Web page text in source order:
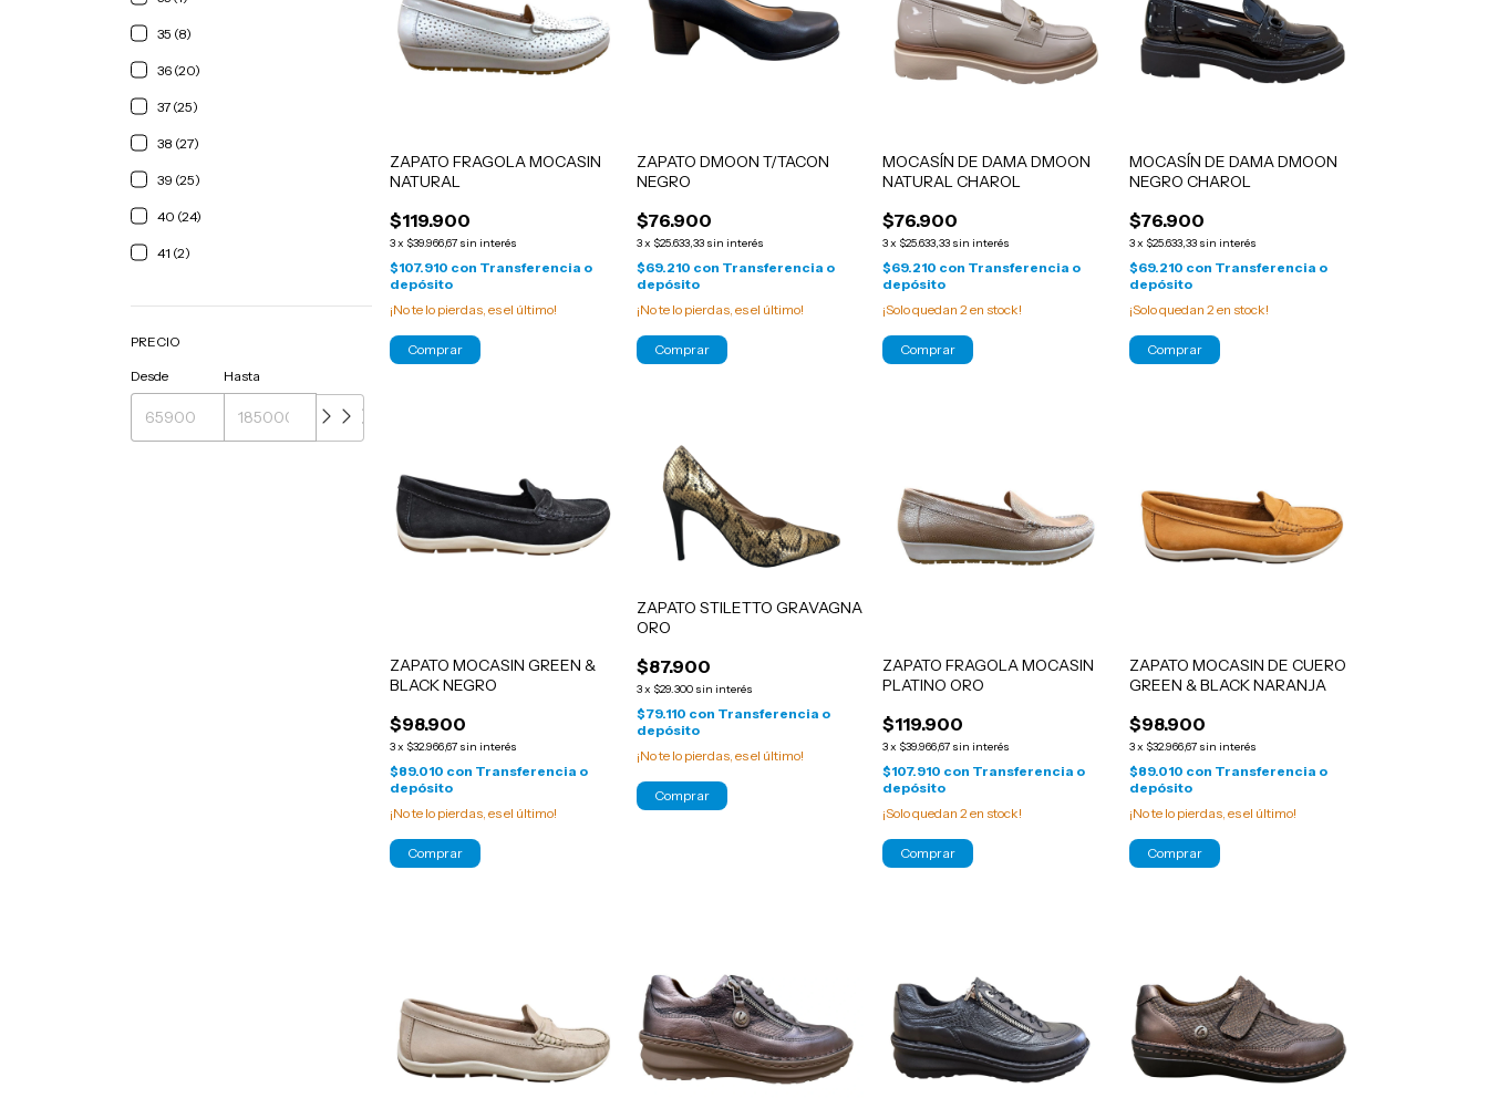
35 (8)
36 (20)
37 (25)
38 (27)
39 (25)
40 (24)
41 (2)
PRECIO
Desde Hasta
ZAPATO FRAGOLA MOCASIN
NATURAL
$119.900
3x $39.966,67 sin interés
$107.910 con Transferencia o
depósito
¡No te lo pierdas, es el último!
Comprar
ZAPATO DMOON T/TACON
NEGRO
$76.900
3x $25.633,33 sin interés
$69.210 con Transferencia o
depósito
¡No te lo pierdas, es el último!
Comprar
MOCASÍN DE DAMA DMOON
NATURAL CHAROL
$76.900
3x $25.633,33 sin interés
$69.210 con Transferencia o
depósito
¡Solo quedan2en stock!
Comprar
MOCASÍN DE DAMA DMOON
NEGRO CHAROL
$76.900
3x $25.633,33 sin interés
$69.210 con Transferencia o
depósito
¡Solo quedan 2en stock!
Comprar
ZAPATO MOCASIN GREEN &
BLACK NEGRO
$98.900
3x $32.966,67 sin interés
$89.010 con Transferencia o
depósito
¡No te lo pierdas, es el último!
Comprar
ZAPATO STILETTO GRAVAGNA
ORO
$87.900
3x $29.300 sin interés
$79.110 con Transferencia o
depósito
¡No te lo pierdas, es el último!
Comprar
ZAPATO FRAGOLA MOCASIN
PLATINO ORO
$119.900
3x $39.966,67 sin interés
$107.910 con Transferencia o
depósito
¡Solo quedan2 en stock!
Comprar
ZAPATO MOCASIN DE CUERO
GREEN & BLACK NARANJA
$98.900
3x $32.966,67 sin interés
$89.010 con Transferencia o
depósito
¡No te lo pierdas, es el último!
Comprar